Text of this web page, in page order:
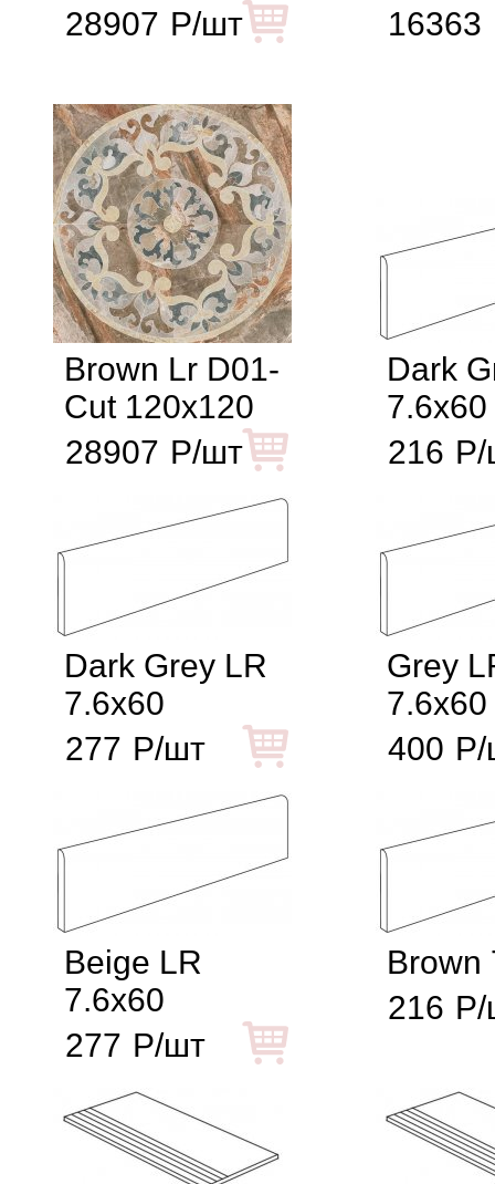
28907 Р/шт 16363
Brown Lr D01-
Cut 120x120
28907 Р/шт
Dark
7.6x60
216 Р/
Dark Grey LR
7.6x60
277 Р/шт
Grey
7.6x60
400 Р/
Beige LR
7.6x60
277 Р/шт
Brown
216 Р/